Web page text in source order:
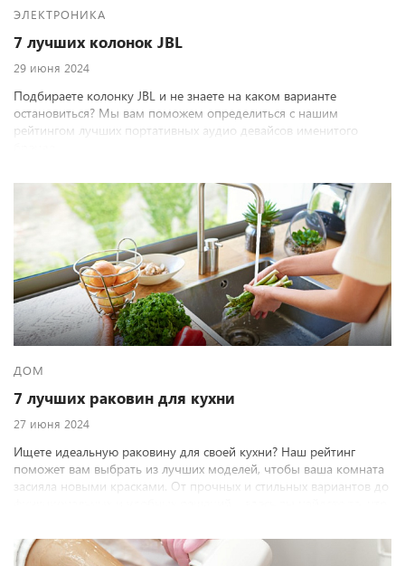
ЭЛЕКТРОНИКА
7 лучших колонок JBL
29 июня 2024
Подбираете колонку JBL и не знаете на каком варианте
остановиться? Мы вам поможем определиться с нашим
рейтингом лучших портативных аудио девайсов именитого
ДОМ
7 лучших раковин для кухни
27 июня 2024
Ищете идеальную раковину для своей кухни? Наш рейтинг
поможет вам выбрать из лучших моделей, чтобы ваша комната
засияла новыми красками. От прочных и стильных вариантов до